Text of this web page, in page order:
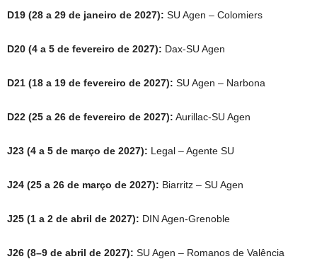
D19 (28 a 29 de janeiro de 2027): SU Agen – Colomiers
D20 (4 a 5 de fevereiro de 2027): Dax-SU Agen
D21 (18 a 19 de fevereiro de 2027): SU Agen – Narbona
D22 (25 a 26 de fevereiro de 2027): Aurillac-SU Agen
J23 (4 a 5 de março de 2027): Legal – Agente SU
J24 (25 a 26 de março de 2027): Biarritz – SU Agen
J25 (1 a 2 de abril de 2027): DIN Agen-Grenoble
J26 (8–9 de abril de 2027): SU Agen – Romanos de Valência